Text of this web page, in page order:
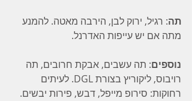
תה: רגיל, ירוק לבן, הירבה מאטה. להמנע
מתה אם יש עייפות האדרנל.
נוספים: תה עשבים, אבקת חרובים, תה
רויבוס, ליקוריץ בצורת DGL. לעיתים
רחוקות: סירופ מייפל, דבש, פירות יבשים.